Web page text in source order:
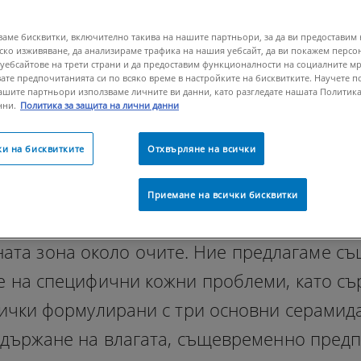
ви помогне да осигурите на кожата
за лице и тяло на CeraVe включва
на сухата и чувствителна кожа, както
зона около очите. Ние предлагаме
на специфични кожни проблеми, като
формулирани с три основни
на влагата, същевременно
бисквитки, включително такива на нашите партньори, за да ви предоставим
изживяване, да анализираме трафика на нашия уебсайт, да ви покажем
на трети страни и да предоставим функционалности на социалните
предпочитанията си по всяко време в настройките на бисквитките. Научете
партньори използваме личните ви данни, като разгледате нашата
Политика за защита на лични данни
Отхвърляне на всички
Приемане на всички бисквитки
на бисквитките